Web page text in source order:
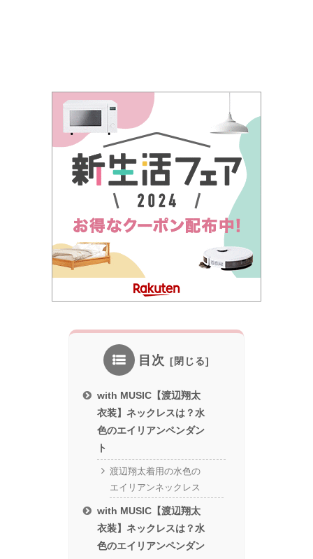
目次
with MUSIC【渡辺翔太
衣装】ネックレスは？水
色のエイリアンペンダン
ト
渡辺翔太着用の水色の
エイリアンネックレス
with MUSIC【渡辺翔太
衣装】ネックレスは？水
色のエイリアンペンダン